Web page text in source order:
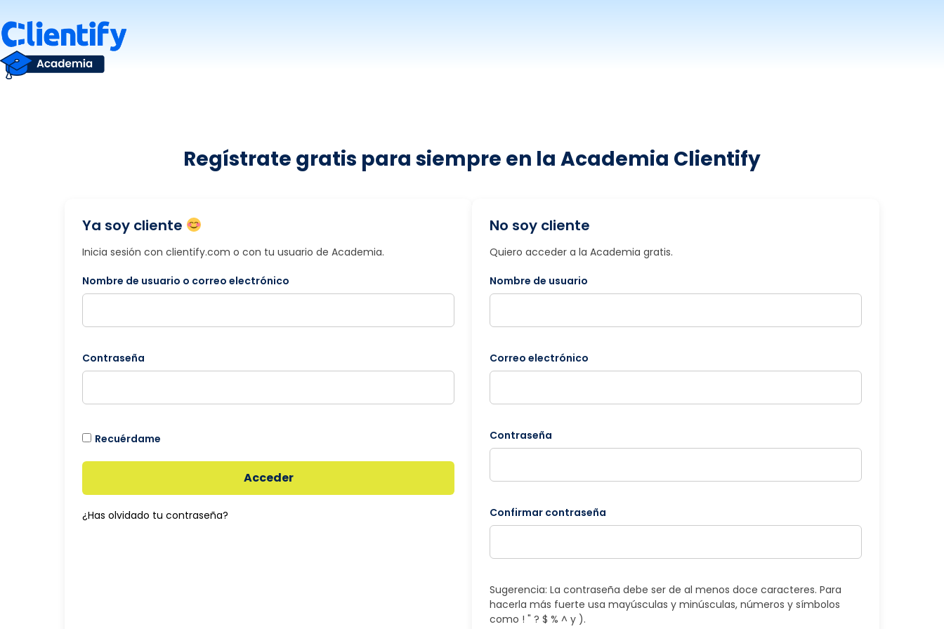
al
contenido
Regístrate gratis para siempre en la Academia Clientify
Ya soy cliente
Inicia sesión con clientify.com o con tu usuario de Academia.
Nombre de usuario o correo electrónico
Contraseña
Recuérdame
Acceder
¿Has olvidado tu contraseña?
No soy cliente
Quiero acceder a la Academia gratis.
Nombre de usuario
Correo electrónico
Contraseña
Confirmar contraseña
Sugerencia: La contraseña debe ser de al menos doce caracteres. Para
hacerla más fuerte usa mayúsculas y minúsculas, números y símbolos
como ! " ? $ % ^ y ).